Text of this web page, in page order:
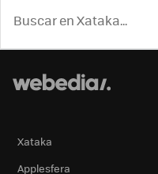
Xataka
Applesfera